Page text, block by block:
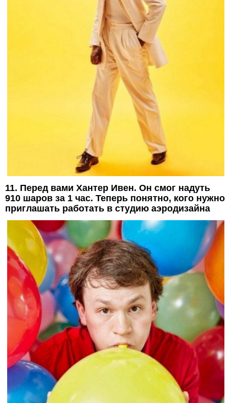
11. Перед вами Хантер Ивен. Он смог надуть
910 шаров за 1 час. Теперь понятно, кого нужно
приглашать работать в студию аэродизайна